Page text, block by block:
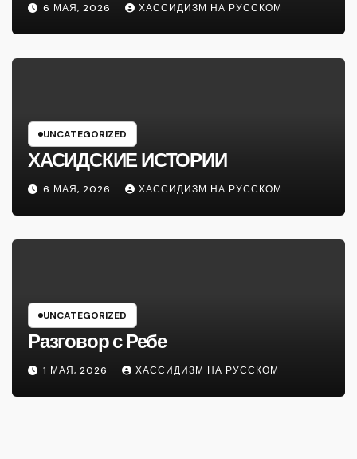
6 МАЯ, 2026 ХАССИДИЗМ НА РУССКОМ
UNCATEGORIZED
ХАСИДСКИЕ ИСТОРИИ
6 МАЯ, 2026 ХАССИДИЗМ НА РУССКОМ
UNCATEGORIZED
Разговор с Ребе
1 МАЯ, 2026 ХАССИДИЗМ НА РУССКОМ